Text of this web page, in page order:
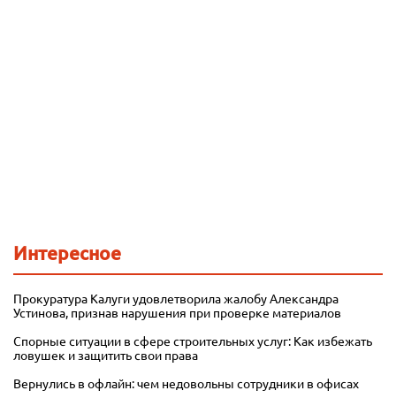
Интересное
Прокуратура Калуги удовлетворила жалобу Александра
Устинова, признав нарушения при проверке материалов
Спорные ситуации в сфере строительных услуг: Как избежать
ловушек и защитить свои права
Вернулись в офлайн: чем недовольны сотрудники в офисах